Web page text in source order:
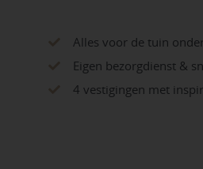
Alles voor de tuin
Eigen bezorgdienst &
4 vestigingen met